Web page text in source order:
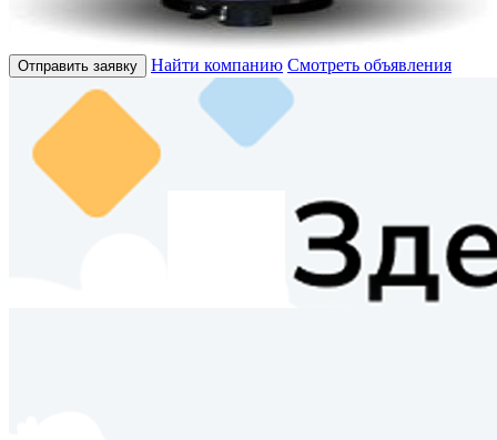
Отправить заявку Найти компанию Смотреть объявления